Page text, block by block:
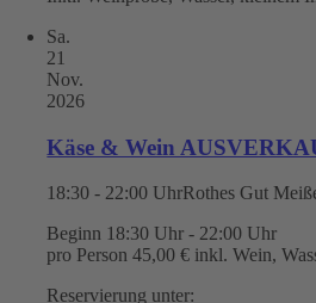
Sa.
21
Nov.
2026
Käse & Wein
18:30 - 22:00 UhrRothes Gut
Beginn 18:30 Uhr - 22:00 Uhr
pro Person 45,00 € inkl. Wein,
Reservierung unter: